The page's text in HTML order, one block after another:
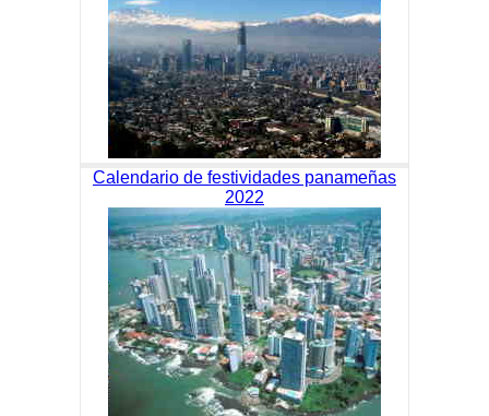
Calendario de festividades panameñas
2022